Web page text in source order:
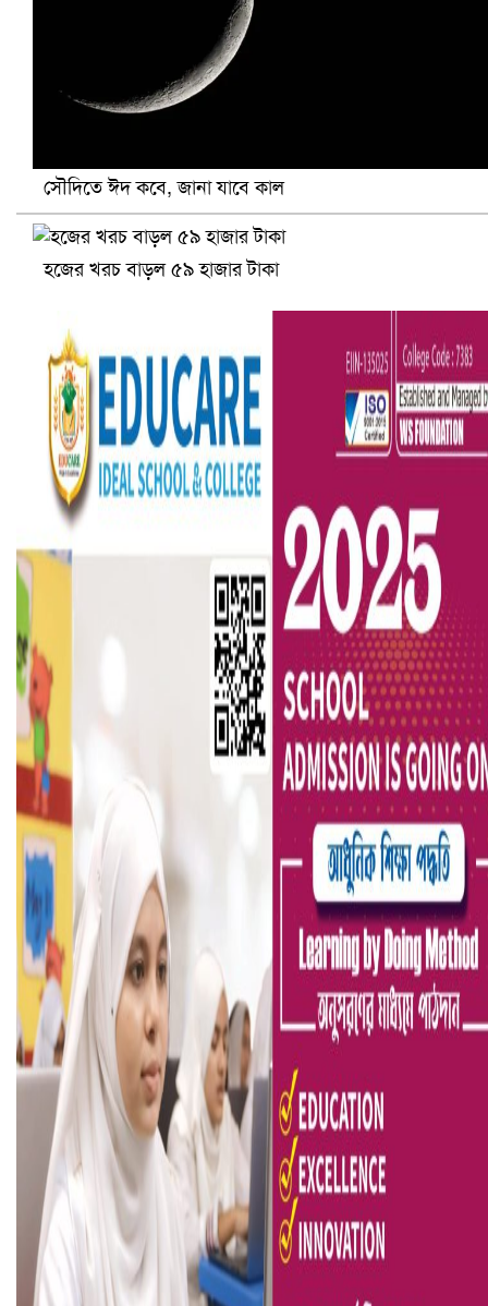
সৌদিতে ব্যাপক ধরপাকড়, এক সপ্তাহেই ২১ হাজারের বেশি
বৈষম্যবিরোধী ছাত্র আন্দোলনের সাধারণ সম্পাদকের পদত্যাগ
ভিউ বাড়াতে রাম দা হাতে ফেসবুকে ভিডিও পোস্ট শিক্ষকের
আ.লীগ ও জাপার ৯ নেতা কারাগারে
সৌদিতে ঈদ কবে, জানা যাবে কাল
হজের খরচ বাড়ল ৫৯ হাজার টাকা